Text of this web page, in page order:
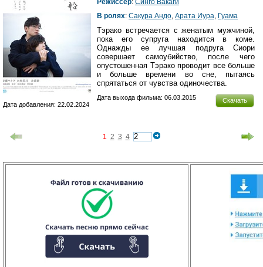
Режиссер: Синго Вакаги
В ролях: Сакура Андо, Арата Иура, Гуама
Тэрако встречается с женатым мужчиной,
пока его супруга находится в коме.
Однажды ее лучшая подруга Сиори
совершает самоубийство, после чего
опустошенная Тэрако проводит все больше
и больше времени во сне, пытаясь
спрятаться от чувства одиночества.
Скачать
Дата выхода фильма: 06.03.2015
Дата добавления: 22.02.2024
1 2 3 4